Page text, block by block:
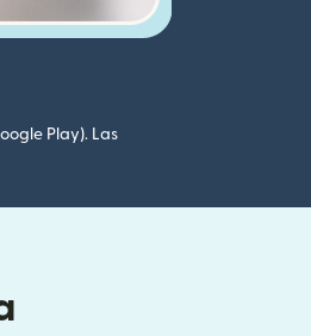
Play). Las